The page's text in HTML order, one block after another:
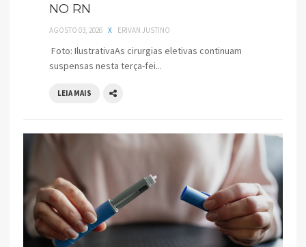
NO RN
AGOSTO 03, 2026 X ERIVAN JUSTINO
Foto: IlustrativaAs cirurgias eletivas continuam
suspensas nesta terça-fei...
LEIA MAIS